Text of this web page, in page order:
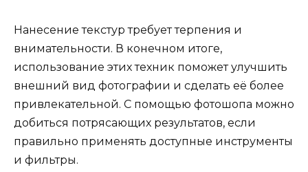
Нанесение текстур требует терпения и
внимательности. В конечном итоге,
использование этих техник поможет улучшить
внешний вид фотографии и сделать её более
привлекательной. С помощью фотошопа можно
добиться потрясающих результатов, если
правильно применять доступные инструменты
и фильтры.